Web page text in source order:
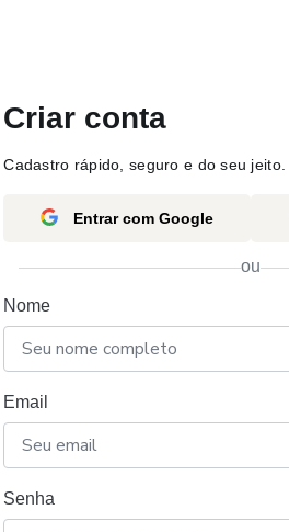
Criar conta
Cadastro rápido, seguro e do seu jeito.
Entrar com Google
ou
Nome
Email
Senha